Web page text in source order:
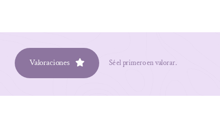
Valoraciones Sé el primero en valorar.